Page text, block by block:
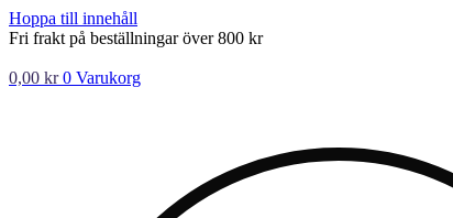
Hoppa till innehåll
Fri frakt på beställningar över 800 kr
0,00 kr 0 Varukorg